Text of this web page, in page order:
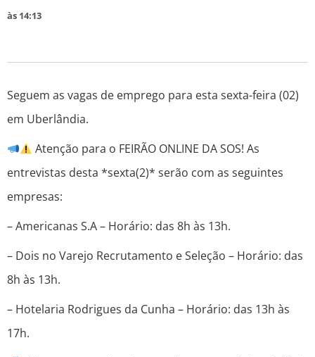
às 14:13
Seguem as vagas de emprego para esta sexta-feira (02)
em Uberlândia.
Atenção para o FEIRÃO ONLINE DA SOS! As
entrevistas desta *sexta(2)* serão com as seguintes
empresas:
– Americanas S.A – Horário: das 8h às 13h.
– Dois no Varejo Recrutamento e Seleção – Horário: das
8h às 13h.
– Hotelaria Rodrigues da Cunha – Horário: das 13h às
17h.